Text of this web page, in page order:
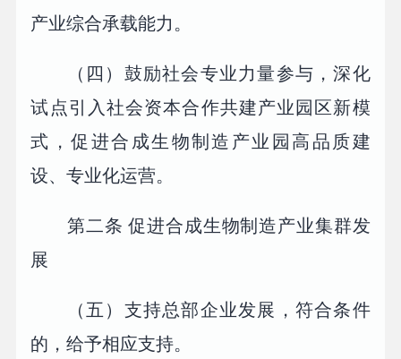
产业综合承载能力。
（四）鼓励社会专业力量参与，深化
试点引入社会资本合作共建产业园区新模
式，促进合成生物制造产业园高品质建
设、专业化运营。
第二条 促进合成生物制造产业集群发
展
（五）支持总部企业发展，符合条件
的，给予相应支持。